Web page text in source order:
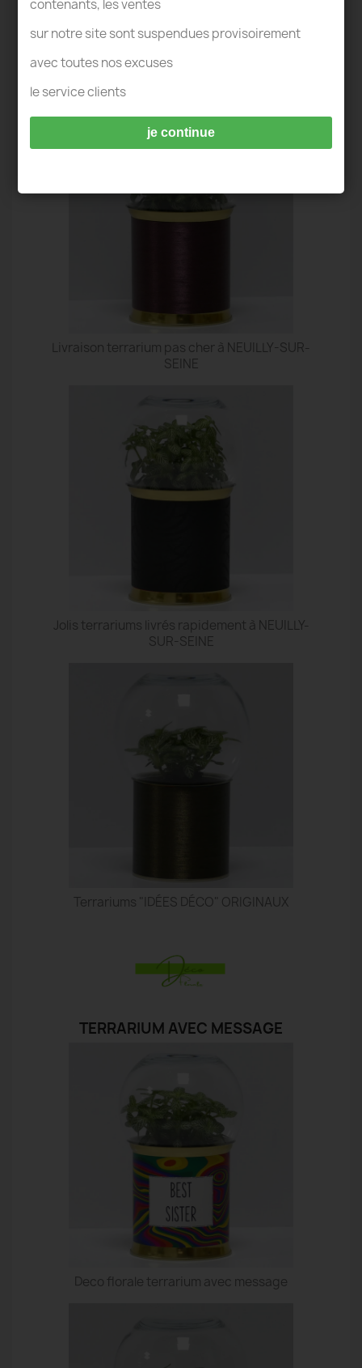
Livraison terrarium pas cher à NEUILLY-SUR-
SEINE
Jolis terrariums livrés rapidement à NEUILLY-
SUR-SEINE
Terrariums "IDÉES DÉCO" ORIGINAUX
TERRARIUM AVEC MESSAGE
Deco florale terrarium avec message
contenants, les ventes
sur notre site sont suspendues provisoirement
avec toutes nos excuses
le service clients
je continue